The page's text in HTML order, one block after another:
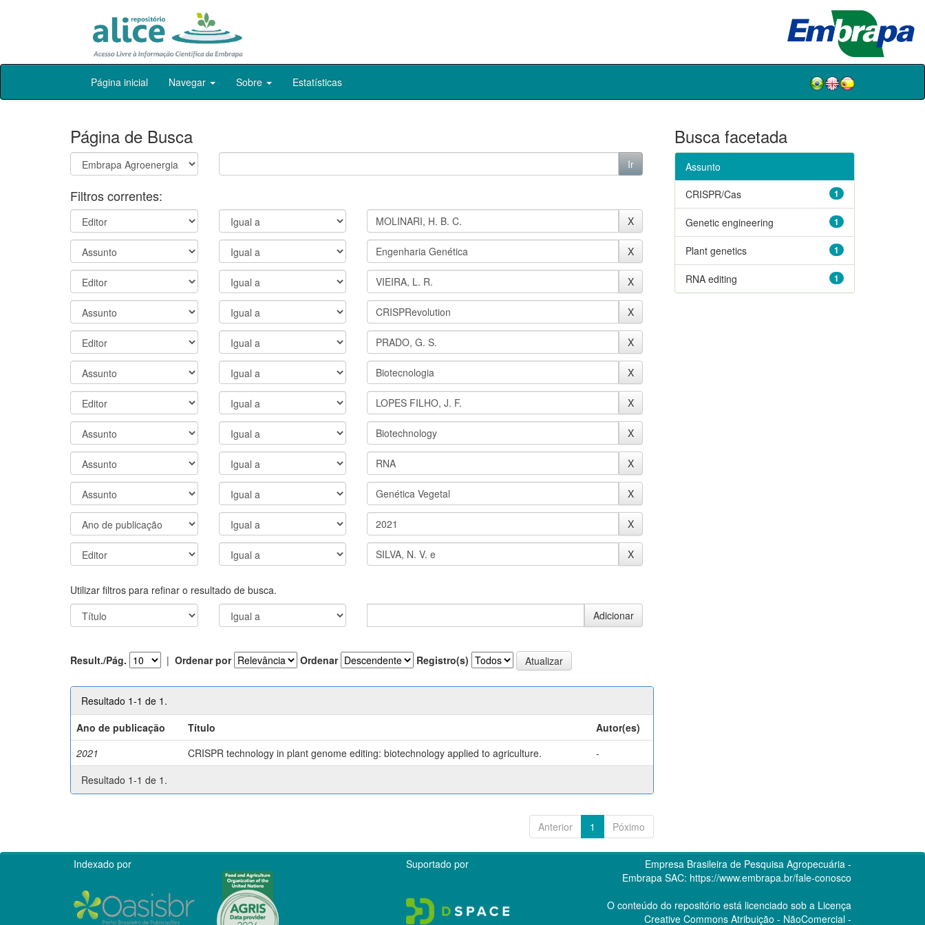
Skip
Página inicial Navegar Sobre Estatísticas
Página de Busca
Filtros correntes:
Utilizar filtros para refinar o resultado de busca.
Result./Pág. | Ordenar por Ordenar Registro(s)
Resultado 1-1 de 1.
Ano de publicação
Título
Autor(es)
2021
CRISPR technology in plant genome editing: biotechnology applied to agriculture.
-
Resultado 1-1 de 1.
Anterior 1 Póximo
Busca facetada
Assunto
1
CRISPR/Cas
1
Genetic engineering
1
Plant genetics
1
RNA editing
Indexado por Suportado por
Empresa Brasileira de Pesquisa Agropecuária -
Embrapa SAC: https://www.embrapa.br/fale-conosco
O conteúdo do repositório está licenciado sob a Licença
Creative CommonsAtribuição - NãoComercial -